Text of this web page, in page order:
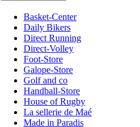
Basket-Center
Daily Bikers
Direct Running
Direct-Volley
Foot-Store
Galope-Store
Golf and co
Handball-Store
House of Rugby
La sellerie de Maé
Made in Paradis